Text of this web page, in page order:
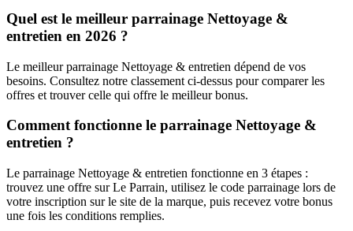
Quel est le meilleur parrainage Nettoyage &
entretien en 2026 ?
Le meilleur parrainage Nettoyage & entretien dépend de vos
besoins. Consultez notre classement ci-dessus pour comparer les
offres et trouver celle qui offre le meilleur bonus.
Comment fonctionne le parrainage Nettoyage &
entretien ?
Le parrainage Nettoyage & entretien fonctionne en 3 étapes :
trouvez une offre sur Le Parrain, utilisez le code parrainage lors de
votre inscription sur le site de la marque, puis recevez votre bonus
une fois les conditions remplies.